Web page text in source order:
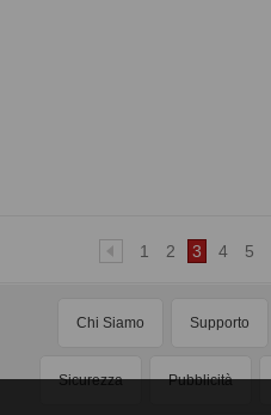
1 2 3 4 5
Chi Siamo Supporto
Sicurezza Pubblicità